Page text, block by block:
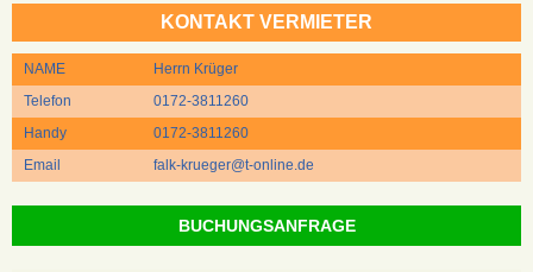
KONTAKT VERMIETER
NAME
Herrn Krüger
Telefon
0172-3811260
Handy
0172-3811260
Email
falk-krueger@t-online.de
BUCHUNGSANFRAGE